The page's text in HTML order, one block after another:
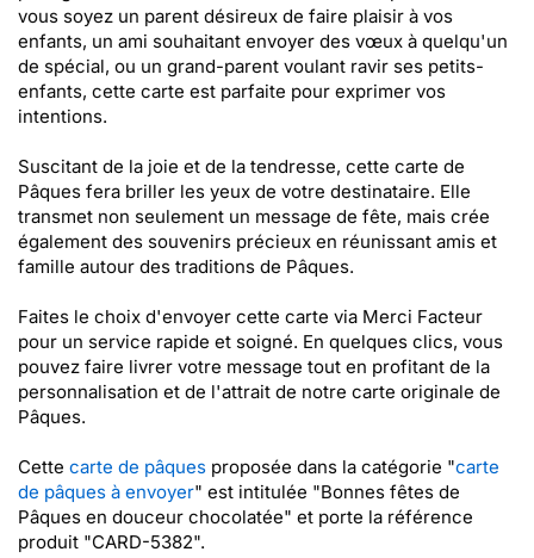
vous soyez un parent désireux de faire plaisir à vos
enfants, un ami souhaitant envoyer des vœux à quelqu'un
de spécial, ou un grand-parent voulant ravir ses petits-
enfants, cette carte est parfaite pour exprimer vos
intentions.
Suscitant de la joie et de la tendresse, cette carte de
Pâques fera briller les yeux de votre destinataire. Elle
transmet non seulement un message de fête, mais crée
également des souvenirs précieux en réunissant amis et
famille autour des traditions de Pâques.
Faites le choix d'envoyer cette carte via Merci Facteur
pour un service rapide et soigné. En quelques clics, vous
pouvez faire livrer votre message tout en profitant de la
personnalisation et de l'attrait de notre carte originale de
Pâques.
Cette carte de pâques proposée dans la catégorie "carte
de pâques à envoyer" est intitulée "Bonnes fêtes de
Pâques en douceur chocolatée" et porte la référence
produit "CARD-5382".